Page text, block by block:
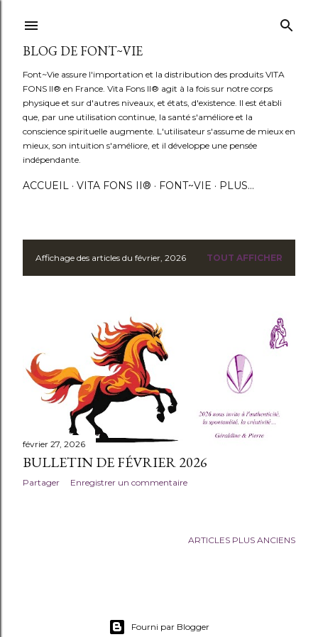
BLOG DE FONT~VIE
Font~Vie assure l'importation et la distribution des produits VITA
FONS II® en France. Vita Fons II® agit à la fois sur notre corps
physique et sur d'autres niveaux, et états, d'existence. Il est établi
que, par une utilisation continue, la santé s'améliore et la
conscience spirituelle augmente. L'utilisateur s'assume de mieux en
mieux, son intuition s'améliore, et il développe une pensée
indépendante.
ACCUEIL VITA FONS II® FONT~VIE PLUS…
A
c
e
s
Affichage des articles du février, 2026 TOUT AFFICHER
février 27, 2026
BULLETIN DE FÉVRIER 2026
Partager Enregistrer un commentaire
ARTICLES PLUS ANCIENS
Fourni par Blogger